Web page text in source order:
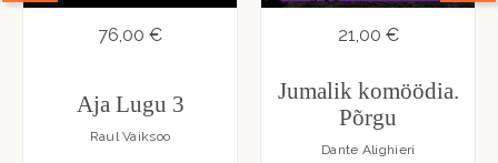
76,00 €
Aja Lugu 3
Raul Vaiksoo
21,00 €
Jumalik komöödia.
Põrgu
Dante Alighieri